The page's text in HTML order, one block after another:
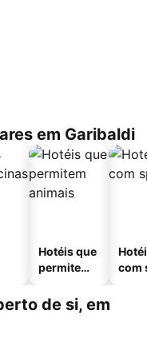
em Garibaldi
Hotéis que
permitem
com
de si, em